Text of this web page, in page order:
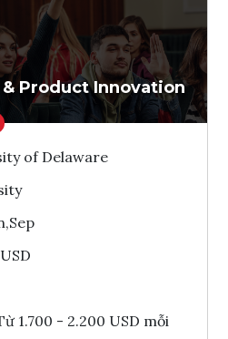
Ghi danh
Tham vấn Interlink
Product Innovation
of Delaware
1.700 - 2.200 USD mỗi